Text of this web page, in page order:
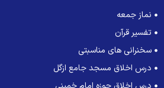
نماز جمعه
تفسیر قرآن
سخنرانی های مناسبتی
درس اخلاق مسجد جامع ازگل